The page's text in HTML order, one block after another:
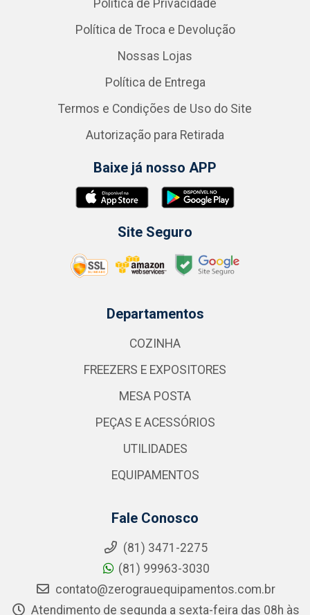
Política de Privacidade
Política de Troca e Devolução
Nossas Lojas
Política de Entrega
Termos e Condições de Uso do Site
Autorização para Retirada
Baixe já nosso APP
Site Seguro
Departamentos
COZINHA
FREEZERS E EXPOSITORES
MESA POSTA
PEÇAS E ACESSÓRIOS
UTILIDADES
EQUIPAMENTOS
Fale Conosco
(81) 3471-2275
(81) 99963-3030
contato@zerograuequipamentos.com.br
Atendimento de segunda a sexta-feira das 08h às